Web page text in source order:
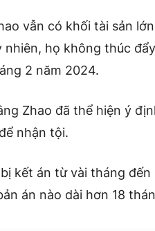
vẫn có khối tài sản
nhiên, họ không thúc
2 năm 2024.
Zhao đã thể hiện ý
nhận tội.
kết án từ vài tháng đến
án nào dài hơn 18